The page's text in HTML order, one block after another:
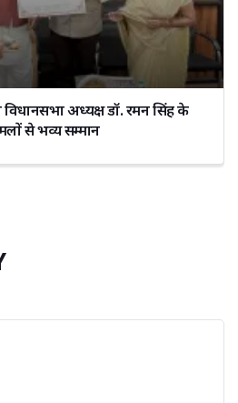
अध्यक्ष डॉ. रमन सिंह के
से भव्य सम्मान